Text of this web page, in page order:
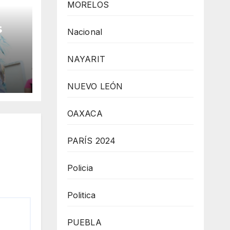
MORELOS
Nacional
NAYARIT
NUEVO LEÓN
OAXACA
PARÍS 2024
Policia
Politica
PUEBLA